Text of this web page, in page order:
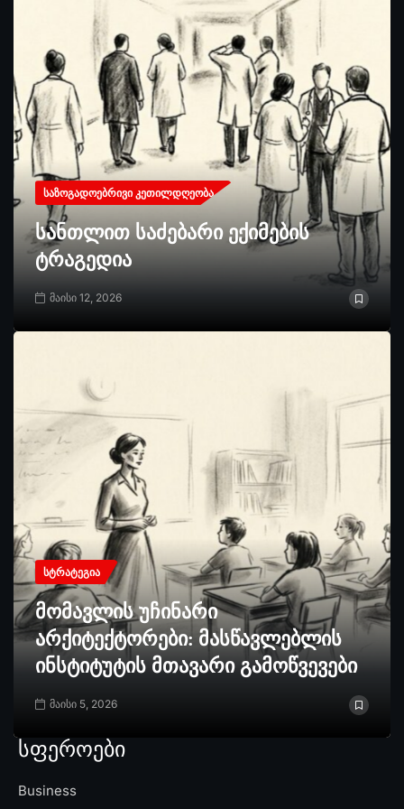
ᲡᲐᲖᲝᲒᲐᲓᲝᲔᲑᲠᲘᲕᲘ ᲙᲔᲗᲘᲚᲓᲦᲔᲝᲑᲐ
სანთლით საძებარი ექიმების
ტრაგედია
მაისი 12, 2026
ᲡᲢᲠᲐᲢᲔᲒᲘᲐ
მომავლის უჩინარი
არქიტექტორები: მასწავლებლის
ინსტიტუტის მთავარი გამოწვევები
მაისი 5, 2026
სფეროები
Business